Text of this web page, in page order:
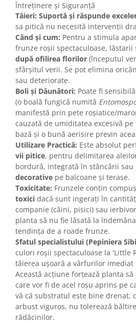
Întreținere și Siguranță
Tăieri: Suportă și răspunde
sa pitică nu necesită intervenții
Când și cum: Pentru a stimula
frunze roșii spectaculoase,
după ofilirea florilor (începutul
sfârșitul verii. Se pot elimina
sau deteriorate.
Boli și Dăunători: Poate fi
(o boală fungică numită
manifestă prin pete roșiatice/
cauzată de umiditatea excesivă
bază și o bună aerisire previn
Utilizare Practică: Este absolut
vii pitice, pentru delimitarea
bordură, integrată în stâncării sau
decorative pe balcoane și terase.
Toxicitate: Frunzele conțin
toxici dacă sunt ingerați în
companie (câini, pisici) sau
planta să nu fie lăsată la
tendința de a roade frunze.
Sfatul specialistului (Pepiniera
culori roșii spectaculoase la 'Little
tăierea ușoară a vârfurilor
Această acțiune forțează planta
care vor fi de acel roșu aprins pe
vă că substratul este bine drenat,
arbust viguros, nu tolerează
rădăcinilor.